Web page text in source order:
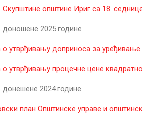
Скупштине општине Ириг са 18.
доношене 2025.године
о утврђивању доприноса за
утврђивању процечне цене
донешене 2024.године
план Општинске управе и